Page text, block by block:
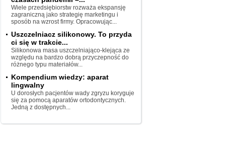
Wiele przedsiębiorstw rozważa ekspansję
zagraniczną jako strategię marketingu i
sposób na wzrost firmy. Opracowując...
Uszczelniacz silikonowy. To przyda
ci się w trakcie...
Silikonowa masa uszczelniająco-klejąca ze
względu na bardzo dobrą przyczepność do
różnego typu materiałów...
Kompendium wiedzy: aparat
lingwalny
U dorosłych pacjentów wady zgryzu koryguje
się za pomocą aparatów ortodontycznych.
Jedną z dostępnych...